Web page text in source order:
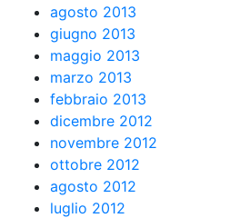
agosto 2013
giugno 2013
maggio 2013
marzo 2013
febbraio 2013
dicembre 2012
novembre 2012
ottobre 2012
agosto 2012
luglio 2012